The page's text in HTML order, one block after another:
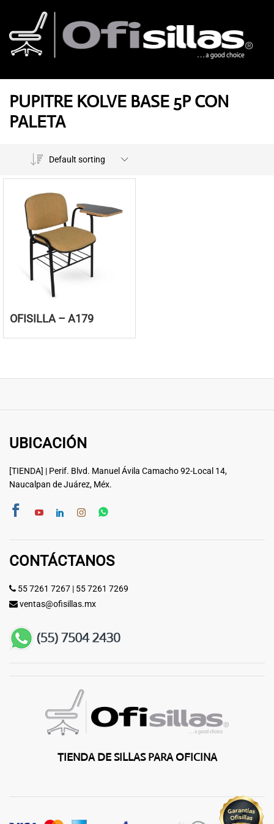
PUPITRE KOLVE BASE 5P CON
PALETA
Default sorting
OFISILLA – A179
UBICACIÓN
[TIENDA] | Perif. Blvd. Manuel Ávila Camacho 92-Local 14,
Naucalpan de Juárez, Méx.
CONTÁCTANOS
55 7261 7267 | 55 7261 7269
ventas@ofisillas.mx
TIENDA DE SILLAS PARA OFICINA